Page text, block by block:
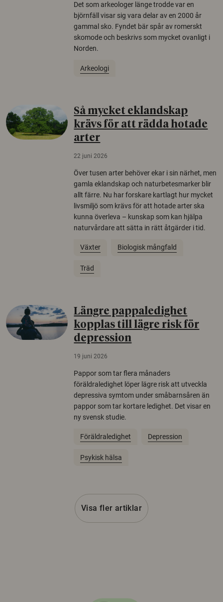
Det som arkeologer länge trodde var en
björnfäll visar sig vara delar av en 2000 år
gammal sko. Fyndet bär spår av romerskt
skomode och beskrivs som mycket ovanligt i
Norden.
Arkeologi
Så mycket eklandskap
krävs för att rädda hotade
arter
22 juni 2026
Över tusen arter behöver ekar i sin närhet, men
gamla eklandskap och naturbetesmarker blir
allt färre. Nu har forskare kartlagt hur mycket
livsmiljö som krävs för att hotade arter ska
kunna överleva – kunskap som kan hjälpa
naturvårdare att sätta in rätt åtgärder i tid.
Växter Biologisk mångfald
Träd
Längre pappaledighet
kopplas till lägre risk för
depression
19 juni 2026
Pappor som tar flera månaders
föräldraledighet löper lägre risk att utveckla
depressiva symtom under småbarnsåren än
pappor som tar kortare ledighet. Det visar en
ny svensk studie.
Föräldraledighet Depression
Psykisk hälsa
Visa fler artiklar